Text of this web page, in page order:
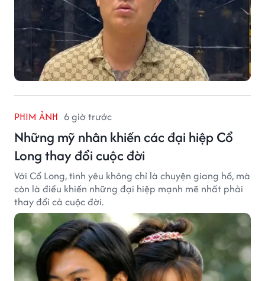
PHIM ẢNH 6 giờ trước
Những mỹ nhân khiến các đại hiệp Cổ
Long thay đổi cuộc đời
Với Cổ Long, tình yêu không chỉ là chuyện giang hồ, mà
còn là điều khiến những đại hiệp mạnh mẽ nhất phải
thay đổi cả cuộc đời.